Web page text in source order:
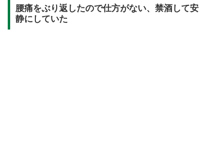
腰痛をぶり返したので仕方がない、禁酒して安
静にしていた